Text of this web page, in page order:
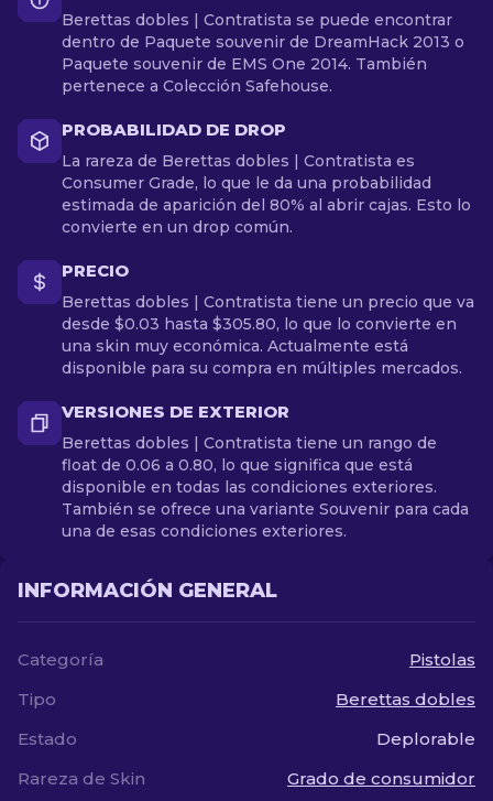
Berettas dobles | Contratista se puede encontrar
dentro de Paquete souvenir de DreamHack 2013 o
Paquete souvenir de EMS One 2014. También
pertenece a Colección Safehouse.
PROBABILIDAD DE DROP
La rareza de Berettas dobles | Contratista es
Consumer Grade, lo que le da una probabilidad
estimada de aparición del 80% al abrir cajas. Esto lo
convierte en un drop común.
PRECIO
Berettas dobles | Contratista tiene un precio que va
desde $0.03 hasta $305.80, lo que lo convierte en
una skin muy económica. Actualmente está
disponible para su compra en múltiples mercados.
VERSIONES DE EXTERIOR
Berettas dobles | Contratista tiene un rango de
float de 0.06 a 0.80, lo que significa que está
disponible en todas las condiciones exteriores.
También se ofrece una variante Souvenir para cada
una de esas condiciones exteriores.
INFORMACIÓN GENERAL
Categoría
Pistolas
Tipo
Berettas dobles
Estado
Deplorable
Rareza de Skin
Grado de consumidor